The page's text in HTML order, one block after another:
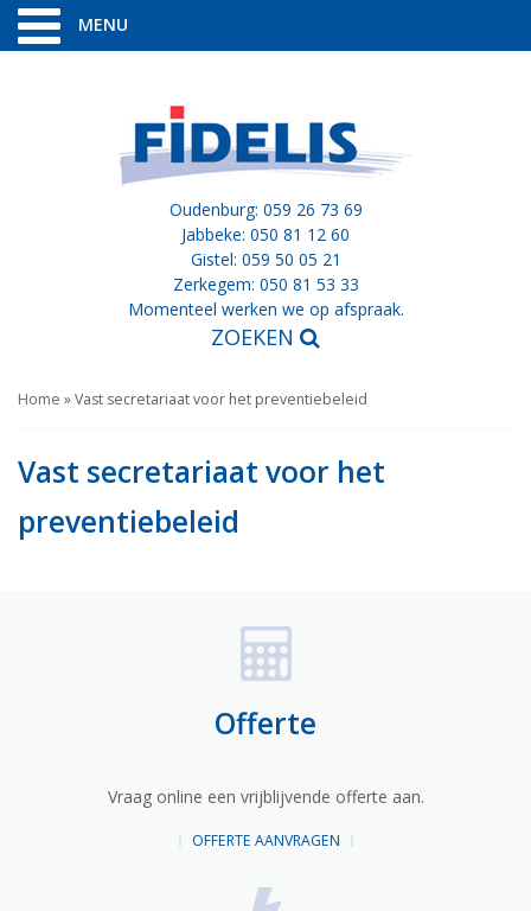
MENU
Oudenburg: 059 26 73 69
Jabbeke: 050 81 12 60
Gistel: 059 50 05 21
Zerkegem: 050 81 53 33
Momenteel werken we op afspraak.
ZOEKEN
Home »Vast secretariaat voor het preventiebeleid
Vast secretariaat voor het
preventiebeleid
Offerte
Vraag online een vrijblijvende offerte aan.
OFFERTE AANVRAGEN